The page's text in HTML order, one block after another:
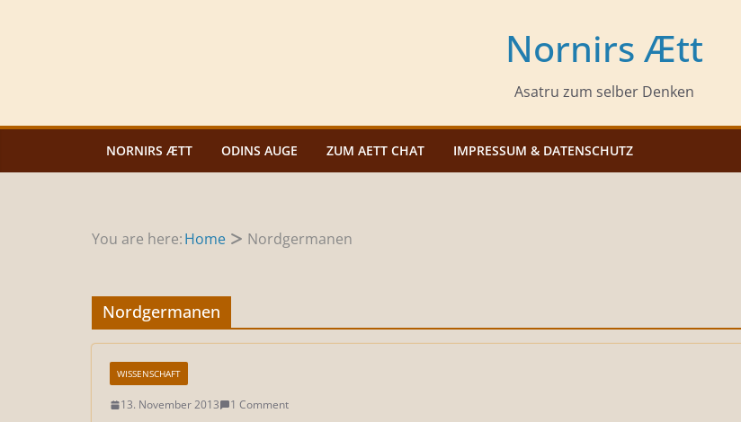
Nornirs Ætt
Asatru zum selber Denken
NORNIRS ÆTT ODINS AUGE ZUM AETT CHAT IMPRESSUM & DATENSCHUTZ
You are here:Home Nordgermanen
Nordgermanen
WISSENSCHAFT
13. November 2013 1 Comment